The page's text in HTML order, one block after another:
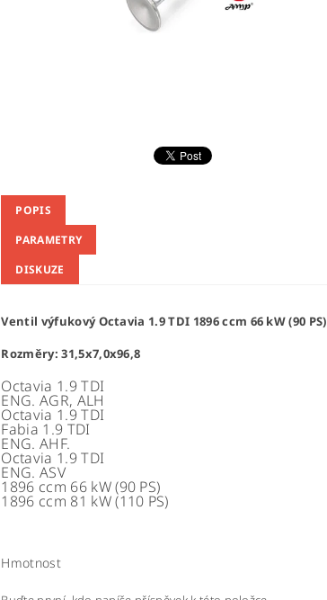
POPIS
PARAMETRY
DISKUZE
Ventil výfukový Octavia 1.9 TDI 1896 ccm 66 kW (90 PS)
Rozměry: 31,5x7,0x96,8
Octavia 1.9 TDI
ENG. AGR, ALH
Octavia 1.9 TDI
Fabia 1.9 TDI
ENG. AHF.
Octavia 1.9 TDI
ENG. ASV
1896 ccm 66 kW (90 PS)
1896 ccm 81 kW (110 PS)
Hmotnost